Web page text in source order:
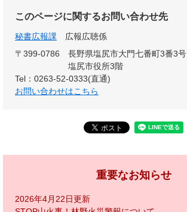
このページに関するお問い合わせ先
秘書広報課
広報広聴係
〒399-0786
長野県塩尻市大門七番町3番3号
塩尻市役所3階
Tel：0263-52-0333(直通)
お問い合わせはこちら
重要なお知らせ
2026年4月22日更新